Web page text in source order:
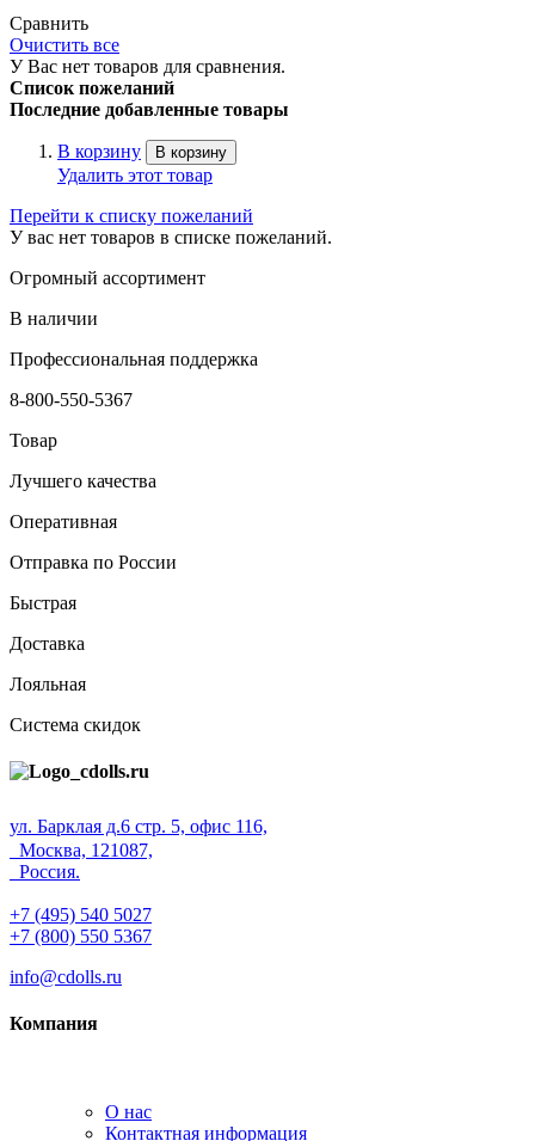
Сравнить
Очистить все
У Вас нет товаров для сравнения.
Список пожеланий
Последние добавленные товары
В корзину В корзину
Удалить этот товар
Перейти к списку пожеланий
У вас нет товаров в списке пожеланий.
Огромный ассортимент
В наличии
Профессиональная поддержка
8-800-550-5367
Товар
Лучшего качества
Оперативная
Отправка по России
Быстрая
Доставка
Лояльная
Система скидок
ул. Барклая д.6 стр. 5, офис 116,
Москва, 121087,
Россия.
+7 (495) 540 5027
+7 (800) 550 5367
info@cdolls.ru
Компания
О нас
Контактная информация